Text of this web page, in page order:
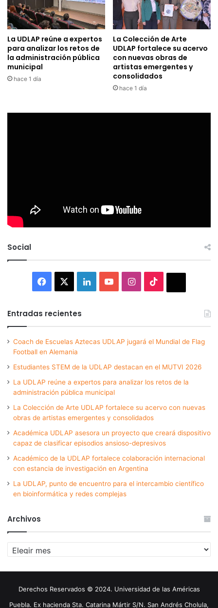
La UDLAP reúne a expertos
para analizar los retos de
la administración pública
municipal
hace 1 día
La Colección de Arte
UDLAP fortalece su acervo
con nuevas obras de
artistas emergentes y
consolidados
hace 1 día
Social
Facebook LinkedInYouTubeInstagram
Entradas recientes
Coach de Escuelas Aztecas UDLAP jugará el Mundial de Flag
Football en Alemania
Estudiantes STEM de la UDLAP destacan en el MUTVI 2026
La UDLAP reúne a expertos para analizar los retos de la
administración pública municipal
La Colección de Arte UDLAP fortalece su acervo con nuevas
obras de artistas emergentes y consolidados
Académica UDLAP asesora un proyecto que creará dispositivo
capaz de clasificar episodios ansioso-depresivos
Académico de la UDLAP fortalece colaboración internacional
con estancia de investigación en Argentina
La UDLAP, punto de encuentro para el intercambio científico
en bioinformática y redes complejas
Archivos
Archivos
Derechos Reservados © 2024. Universidad de las Américas
Puebla. Ex hacienda Sta. Catarina Mártir S/N. San Andrés Cholula,